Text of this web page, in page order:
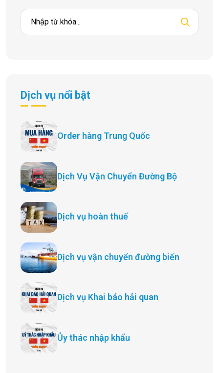
Dịch vụ nổi bật
Order hàng Trung Quốc
Dịch Vụ Vận Chuyển Đường Bộ
Dịch vụ hoàn thuế
Dịch vụ vận chuyển đường biển
Dịch vụ Khai báo hải quan
Ủy thác nhập khẩu